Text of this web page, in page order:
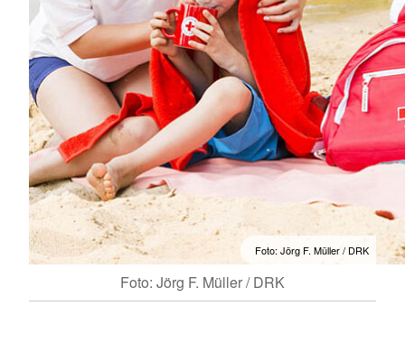
Foto: Jörg F. Müller / DRK
Foto: Jörg F. Müller / DRK